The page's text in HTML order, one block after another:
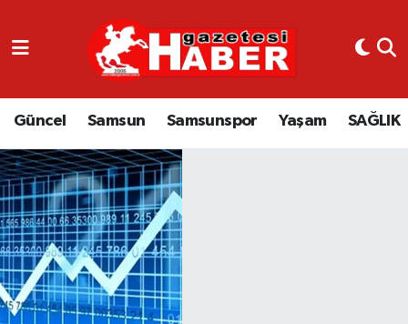
Güncel Samsun Samsunspor Yaşam SAĞLIK
GÜNCEL
SAMSUN
SAMSUNSPOR
EKONOMİ
YAŞAM